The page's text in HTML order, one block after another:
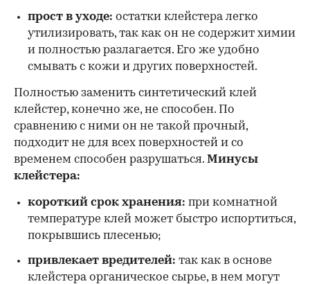
прост в уходе: остатки клейстера легко
утилизировать, так как он не содержит химии
и полностью разлагается. Его же удобно
смывать с кожи и других поверхностей.
Полностью заменить синтетический клей
клейстер, конечно же, не способен. По
сравнению с ними он не такой прочный,
подходит не для всех поверхностей и со
временем способен разрушаться. Минусы
клейстера:
короткий срок хранения: при комнатной
температуре клей может быстро испортиться,
покрывшись плесенью;
привлекает вредителей: так как в основе
клейстера органическое сырье, в нем могут